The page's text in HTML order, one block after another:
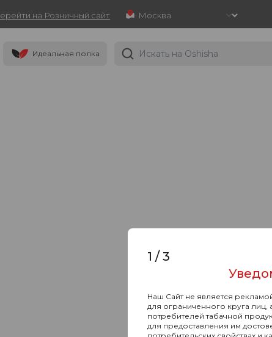
на Розничный сайт
Идеальная полка
1 /3
Наш Сайт не является
для ограниченного круга
потребителей табачной
для предоставления им
потребительских свойствах и